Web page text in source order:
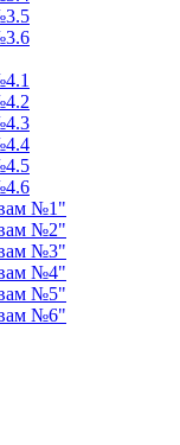
№1"
№2"
№3"
№4"
№5"
№6"